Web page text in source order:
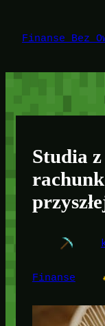
treści
Finanse Bez
Studia
Finanse